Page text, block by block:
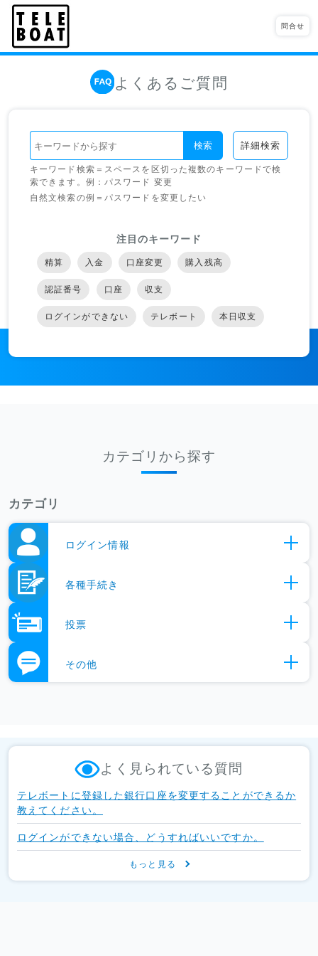
問合せ
よくあるご質問
検索 詳細検索
キーワード検索＝スペースを区切った複数のキーワードで検
索できます。例：パスワード 変更
自然文検索の例＝パスワードを変更したい
注目のキーワード
精算 入金 口座変更 購入残高
認証番号 口座 収支
ログインができない テレボート 本日収支
カテゴリから探す
カテゴリ
ログイン情報
各種手続き
投票
その他
よく見られている質問
テレボートに登録した銀行口座を変更することができるか
教えてください。
ログインができない場合、どうすればいいですか。
もっと見る